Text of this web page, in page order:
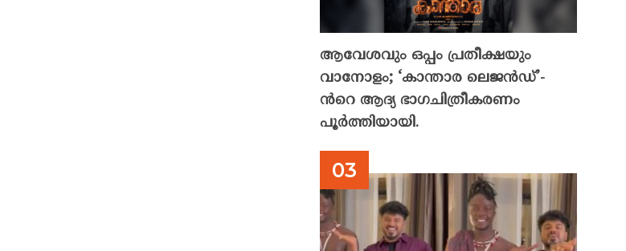
ആവേശവും ഒപ്പം പ്രതീക്ഷയും
വാനോളം; ‘കാന്താര ലെജൻഡ്’-
ൻറെ ആദ്യ ഭാഗചിത്രീകരണം
പൂർത്തിയായി.